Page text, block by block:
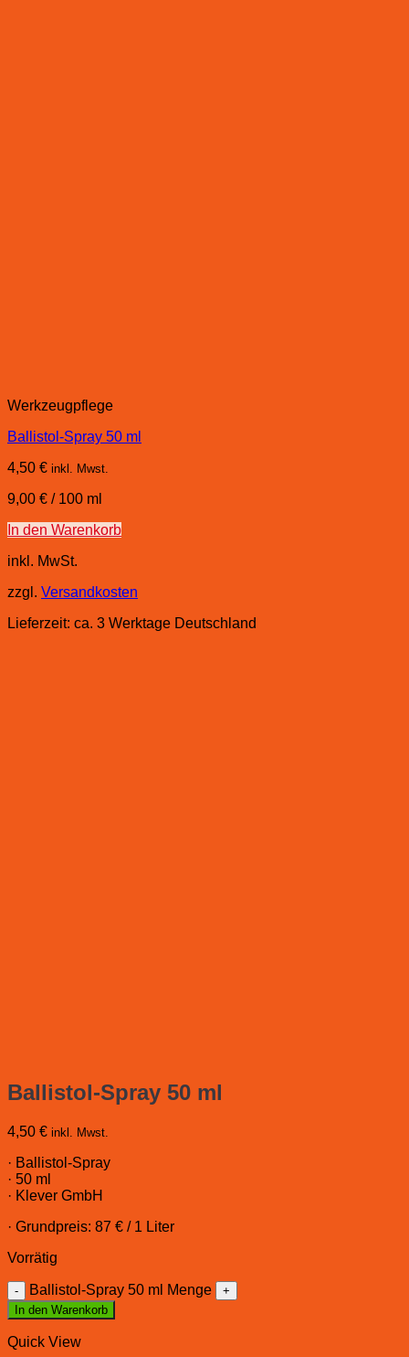
Werkzeugpflege
Ballistol-Spray 50 ml
4,50 € inkl. Mwst.
9,00 € / 100 ml
In den Warenkorb
inkl. MwSt.
zzgl. Versandkosten
Lieferzeit: ca. 3 Werktage Deutschland
Ballistol-Spray 50 ml
4,50 € inkl. Mwst.
· Ballistol-Spray
· 50 ml
· Klever GmbH
· Grundpreis: 87 € / 1 Liter
Vorrätig
Ballistol-Spray 50 ml Menge
In den Warenkorb
Quick View